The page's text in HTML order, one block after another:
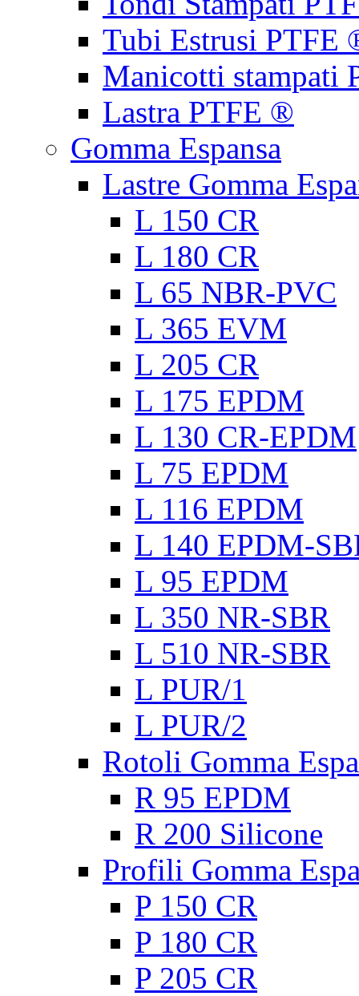
Tubi Estrusi PTFE
Manicotti stampati
Lastra PTFE ®
Gomma Espansa
Lastre Gomma
L 150 CR
L 180 CR
L 65 NBR-PVC
L 365 EVM
L 205 CR
L 175 EPDM
L 130 CR-EPDM
L 75 EPDM
L 116 EPDM
L 140 EPDM-
L 95 EPDM
L 350 NR-SBR
L 510 NR-SBR
L PUR/1
L PUR/2
Rotoli Gomma
R 95 EPDM
R 200 Silicone
Profili Gomma
P 150 CR
P 180 CR
P 205 CR